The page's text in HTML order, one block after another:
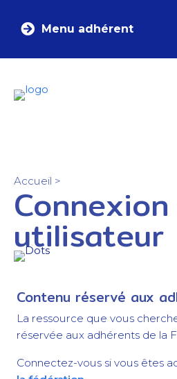
Menu adhérent
Accueil >
Connexion
utilisateur
Contenu réservé aux
La ressource que vous
réservée aux adhérents de la
Connectez-vous si vous êtes